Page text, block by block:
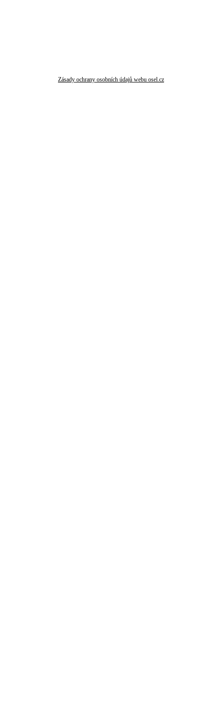
Zásady ochrany osobních údajů webu osel.cz